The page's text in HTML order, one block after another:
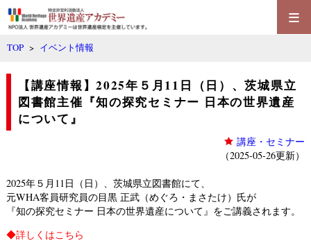
≡
TOP > イベント情報
【講座情報】2025年５月11日（日）、茨城県立
図書館主催『知の探究セミナー 日本の世界遺産
について』
講座・セミナー
（2025-05-26更新）
2025年５月11日（日）、 茨城県立図書館にて、
元WHA客員研究員の目黒 正武（めぐろ・まさたけ）氏が
『知の探究セミナー 日本の世界遺産について』をご講義されます。
◆詳しくはこちら